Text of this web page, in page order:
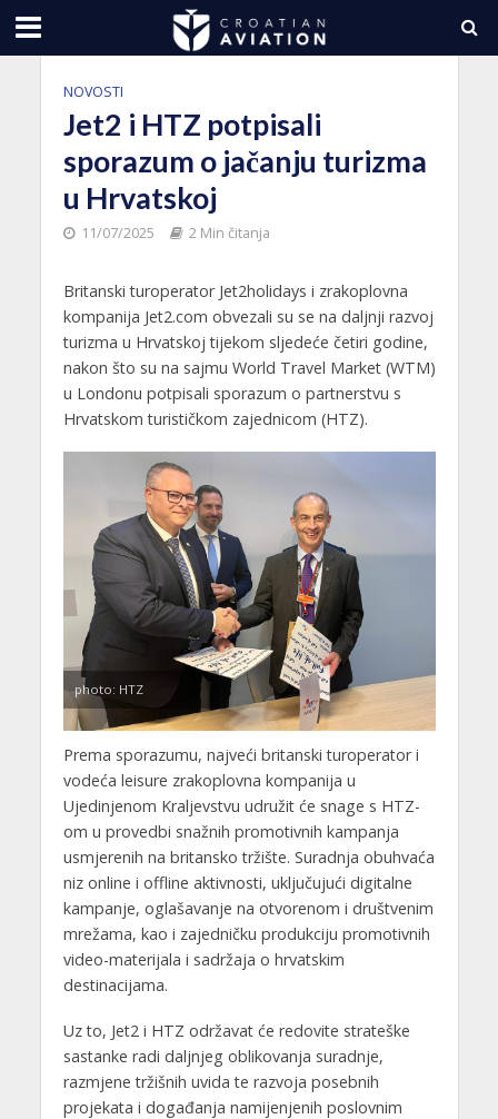
NOVOSTI
Jet2 i HTZ potpisali
sporazum o jačanju turizma
u Hrvatskoj
11/07/2025 2 Min čitanja
Britanski turoperator Jet2holidays i zrakoplovna
kompanija Jet2.com obvezali su se na daljnji razvoj
turizma u Hrvatskoj tijekom sljedeće četiri godine,
nakon što su na sajmu World Travel Market (WTM)
u Londonu potpisali sporazum o partnerstvu s
Hrvatskom turističkom zajednicom (HTZ).
photo: HTZ
Prema sporazumu, najveći britanski turoperator i
vodeća leisure zrakoplovna kompanija u
Ujedinjenom Kraljevstvu udružit će snage s HTZ-
om u provedbi snažnih promotivnih kampanja
usmjerenih na britansko tržište. Suradnja obuhvaća
niz online i offline aktivnosti, uključujući digitalne
kampanje, oglašavanje na otvorenom i društvenim
mrežama, kao i zajedničku produkciju promotivnih
video-materijala i sadržaja o hrvatskim
destinacijama.
Uz to, Jet2 i HTZ održavat će redovite strateške
sastanke radi daljnjeg oblikovanja suradnje,
razmjene tržišnih uvida te razvoja posebnih
projekata i događanja namijenjenih poslovnim